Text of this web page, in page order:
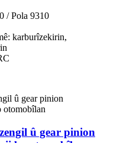
/ Pola 9310
karburîzekirin,
û gear pinion